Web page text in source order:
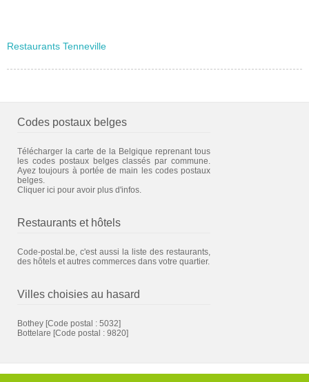
Restaurants Tenneville
Codes postaux belges
Télécharger la carte de la Belgique reprenant tous
les codes postaux belges classés par commune.
Ayez toujours à portée de main les codes postaux
belges.
Cliquer ici pour avoir plus d'infos.
Restaurants et hôtels
Code-postal.be, c'est aussi la liste des restaurants,
des hôtels et autres commerces dans votre quartier.
Villes choisies au hasard
Bothey [Code postal : 5032]
Bottelare [Code postal : 9820]